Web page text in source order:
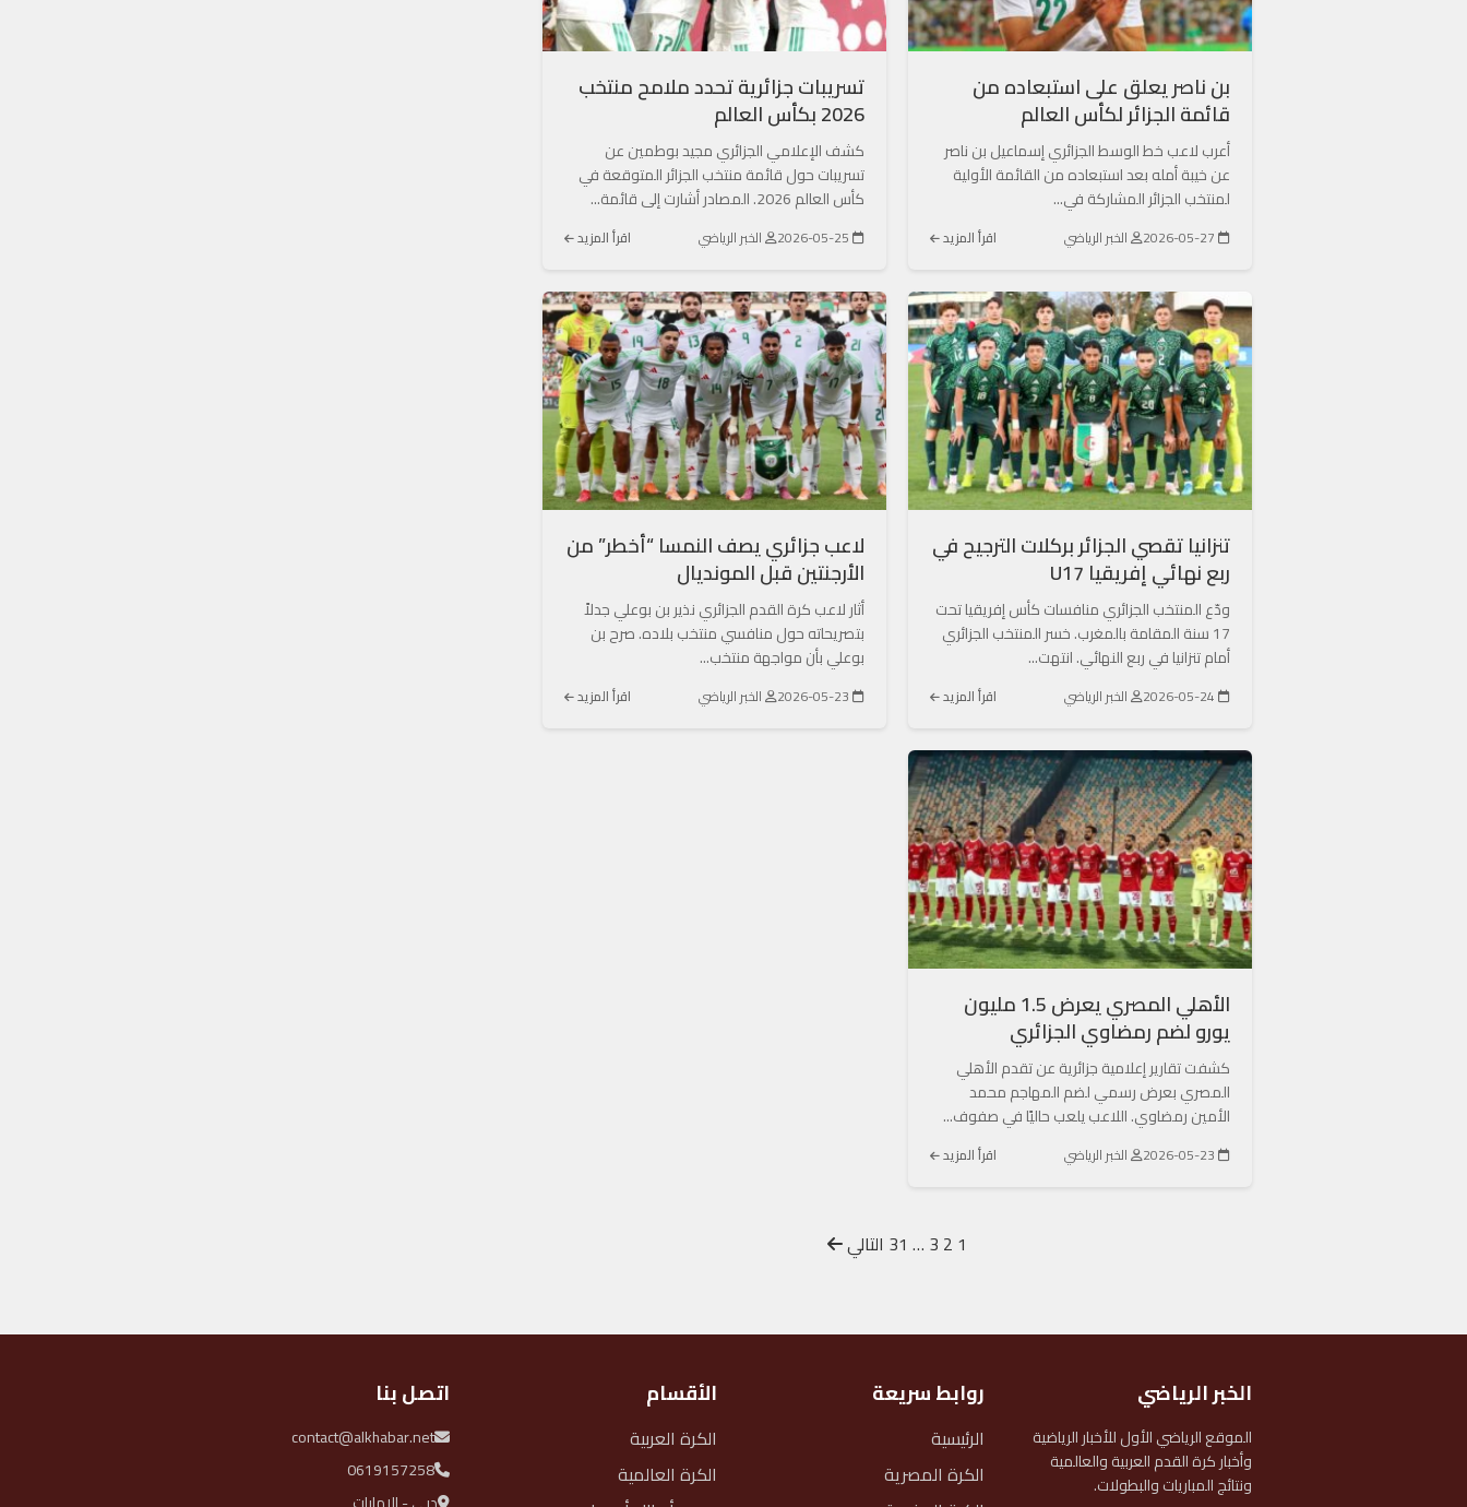
بن ناصر يعلق على استبعاده من
قائمة الجزائر لكأس العالم
أعرب لاعب خط الوسط الجزائري إسماعيل بن ناصر
عن خيبة أمله بعد استبعاده من القائمة الأولية
لمنتخب الجزائر المشاركة في...
الخبر الرياضي اقرأ المزيد
تسريبات جزائرية تحدد ملامح منتخب
2026 بكأس العالم
كشف الإعلامي الجزائري مجيد بوطمين عن
تسريبات حول قائمة منتخب الجزائر المتوقعة في
كأس العالم 2026. المصادر أشارت إلى قائمة...
الخبر الرياضي اقرأ المزيد
تنزانيا تقصي الجزائر بركلات الترجيح في
ربع نهائي إفريقيا U17
ودّع المنتخب الجزائري منافسات كأس إفريقيا تحت
17 سنة المقامة بالمغرب. خسر المنتخب الجزائري
أمام تنزانيا في ربع النهائي. انتهت...
الخبر الرياضي اقرأ المزيد
لاعب جزائري يصف النمسا “أخطر” من
الأرجنتين قبل المونديال
أثار لاعب كرة القدم الجزائري نذير بن بوعلي جدلاً
بتصريحاته حول منافسي منتخب بلاده. صرح بن
بوعلي بأن مواجهة منتخب...
الخبر الرياضي اقرأ المزيد
الأهلي المصري يعرض 1.5 مليون
يورو لضم رمضاوي الجزائري
كشفت تقارير إعلامية جزائرية عن تقدم الأهلي
المصري بعرض رسمي لضم المهاجم محمد
الأمين رمضاوي. اللاعب يلعب حاليًا في صفوف...
الخبر الرياضي اقرأ المزيد
المقالات
1
2
3
…
31 التالي
الخبر الرياضي
الموقع الرياضي الأول للأخبار الرياضية
وأخبار كرة القدم العربية والعالمية
ونتائج المباريات والبطولات.
روابط سريعة
الرئيسية
الكرة المصرية
الأقسام
الكرة العربية
الكرة العالمية
اتصل بنا
contact@alkhabar.net
0619157258